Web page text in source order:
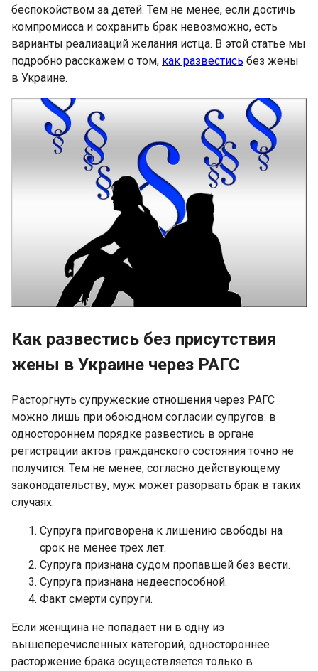
беспокойством за детей. Тем не менее, если достичь
компромисса и сохранить брак невозможно, есть
варианты реализаций желания истца. В этой статье мы
подробно расскажем о том, как развестись без жены
в Украине.
Как развестись без присутствия
жены в Украине через РАГС
Расторгнуть супружеские отношения через РАГС
можно лишь при обоюдном согласии супругов: в
одностороннем порядке развестись в органе
регистрации актов гражданского состояния точно не
получится. Тем не менее, согласно действующему
законодательству, муж может разорвать брак в таких
случаях:
Супруга приговорена к лишению свободы на
срок не менее трех лет.
Супруга признана судом пропавшей без вести.
Супруга признана недееспособной.
Факт смерти супруги.
Если женщина не попадает ни в одну из
вышеперечисленных категорий, одностороннее
расторжение брака осуществляется только в